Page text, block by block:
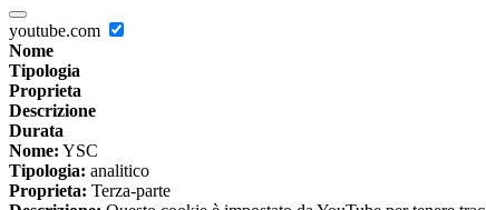
youtube.com
Nome
Tipologia
Proprieta
Descrizione
Durata
Nome: YSC
Tipologia: analitico
Proprieta: Terza-parte